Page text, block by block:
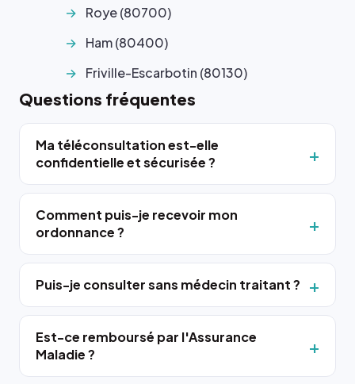
Roye (80700)
Ham (80400)
Friville-Escarbotin (80130)
Questions fréquentes
Ma téléconsultation est-elle
confidentielle et sécurisée ?
Comment puis-je recevoir mon
ordonnance ?
Puis-je consulter sans médecin traitant ?
Est-ce remboursé par l'Assurance
Maladie ?